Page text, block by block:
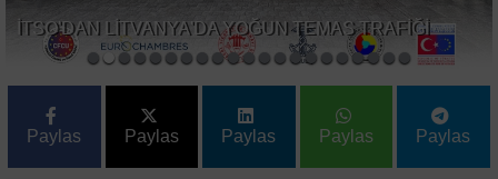
İTSO'DAN LİTVANYA'DA YOĞUN TEMAS TRAFİĞİ
Paylas Paylas Paylas Paylas Paylas